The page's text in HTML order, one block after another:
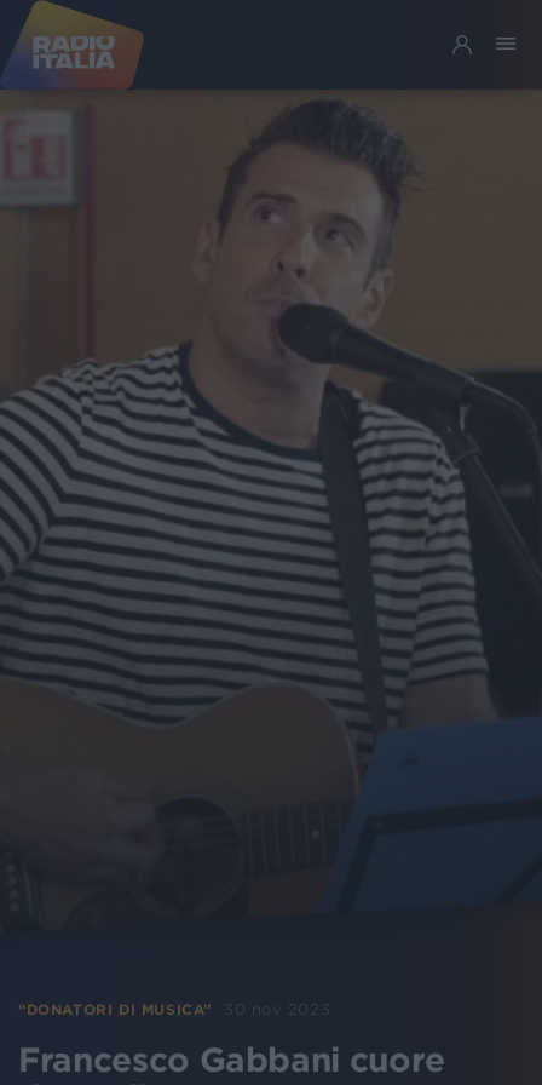
“DONATORI DI MUSICA” 30 nov 2023
Francesco Gabbani cuore